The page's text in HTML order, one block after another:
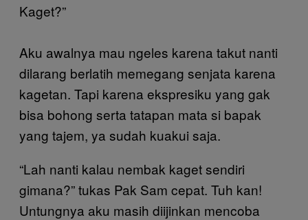
Kaget?”
Aku awalnya mau ngeles karena takut nanti
dilarang berlatih memegang senjata karena
kagetan. Tapi karena ekspresiku yang gak
bisa bohong serta tatapan mata si bapak
yang tajem, ya sudah kuakui saja.
“Lah nanti kalau nembak kaget sendiri
gimana?” tukas Pak Sam cepat. Tuh kan!
Untungnya aku masih diijinkan mencoba